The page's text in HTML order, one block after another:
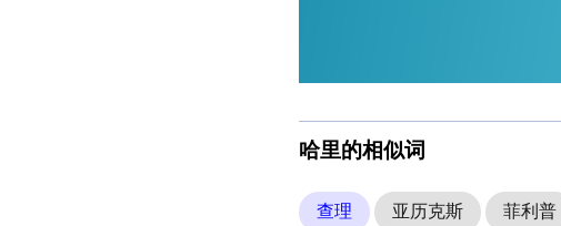
哈里的相似词
查理 亚历克斯 菲利普